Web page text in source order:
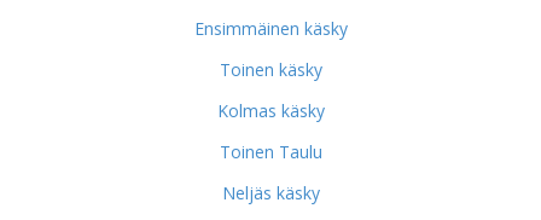
Ensimmäinen käsky
Toinen käsky
Kolmas käsky
Toinen Taulu
Neljäs käsky